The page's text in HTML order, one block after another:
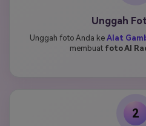
Unggah
Unggah foto Anda ke Alat
membuat foto AI
2